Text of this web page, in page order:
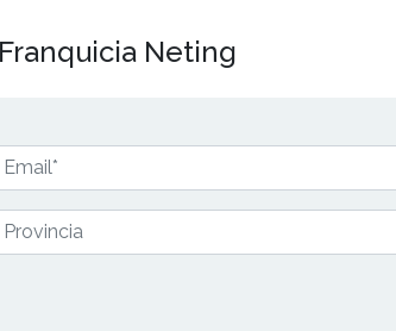
Neting